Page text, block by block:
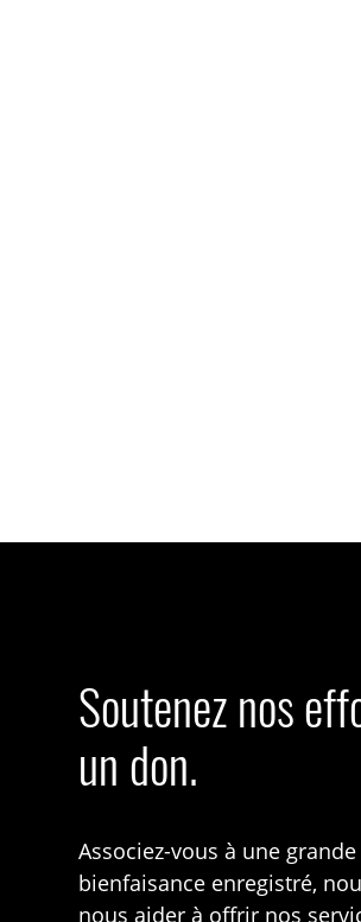
Soutenez nos
un don.
Associez-vous à une
bienfaisance enregistré,
nous aider à offrir nos